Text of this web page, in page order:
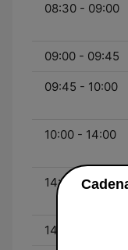
08:30 - 09:00
09:00 - 09:45
09:45 - 10:00
10:00 - 14:00
14:00 - 14:05
14:05 - 14:30